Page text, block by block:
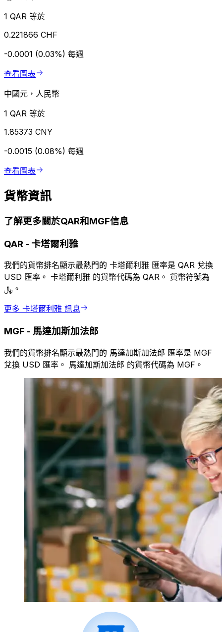
1 QAR 等於
0.221866 CHF
-0.0001 (0.03%) 每週
查看圖表
中國元，人民幣
1 QAR 等於
1.85373 CNY
-0.0015 (0.08%) 每週
查看圖表
貨幣資訊
了解更多關於QAR和MGF信息
QAR - 卡塔爾利雅
我們的貨幣排名顯示最熱門的 卡塔爾利雅 匯率是 QAR 兌換
USD 匯率。 卡塔爾利雅 的貨幣代碼為 QAR。 貨幣符號為
﷼。
更多 卡塔爾利雅 訊息
MGF - 馬達加斯加法郎
我們的貨幣排名顯示最熱門的 馬達加斯加法郎 匯率是 MGF
兌換 USD 匯率。 馬達加斯加法郎 的貨幣代碼為 MGF。